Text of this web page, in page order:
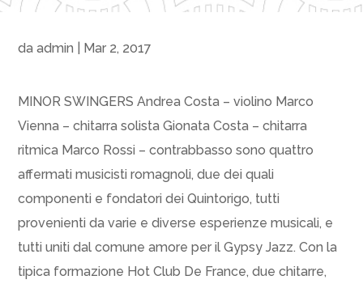
daadmin Mar 2, 2017
MINOR SWINGERS Andrea Costa – violino Marco
Vienna – chitarra solista Gionata Costa – chitarra
ritmica Marco Rossi – contrabbasso sono quattro
affermati musicisti romagnoli, due dei quali
componenti e fondatori dei Quintorigo, tutti
provenienti da varie e diverse esperienze musicali, e
tutti uniti dal comune amore per il Gypsy Jazz. Con la
tipica formazione Hot Club De France, due chitarre,